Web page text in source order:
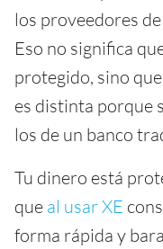
los proveedores
Eso no significa
protegido, sino
es distinta porque
los de un banco
Tu dinero está
que al usar XE
forma rápida y